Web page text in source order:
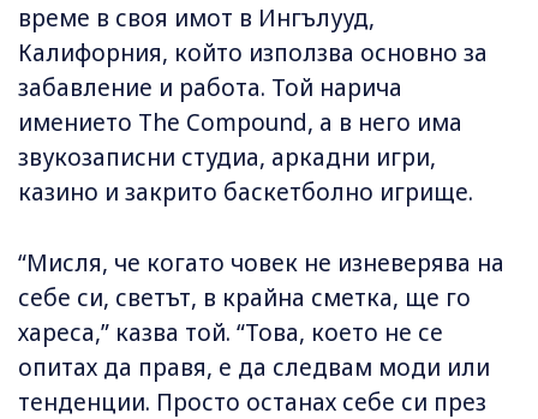
време в своя имот в Ингълууд,
Калифорния, който използва основно за
забавление и работа. Той нарича
имението The Compound, а в него има
звукозаписни студиа, аркадни игри,
казино и закрито баскетболно игрище.
“Мисля, че когато човек не изневерява на
себе си, светът, в крайна сметка, ще го
хареса,” казва той. “Това, което не се
опитах да правя, е да следвам моди или
тенденции. Просто останах себе си през